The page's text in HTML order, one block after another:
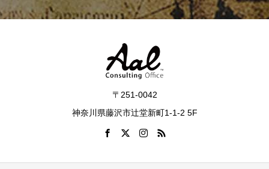
〒251-0042
神奈川県藤沢市辻堂新町1-1-2 5F